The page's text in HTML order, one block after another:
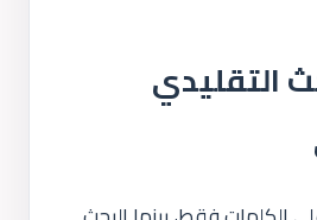
التقليدي